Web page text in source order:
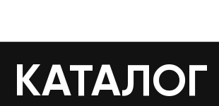
КАТАЛОГ